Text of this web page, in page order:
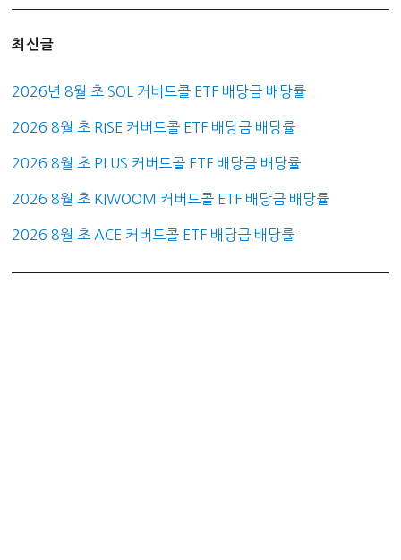
최신글
2026년 8월 초 SOL 커버드콜 ETF 배당금 배당률
2026 8월 초 RISE 커버드콜 ETF 배당금 배당률
2026 8월 초 PLUS 커버드콜 ETF 배당금 배당률
2026 8월 초 KIWOOM 커버드콜 ETF 배당금 배당률
2026 8월 초 ACE 커버드콜 ETF 배당금 배당률